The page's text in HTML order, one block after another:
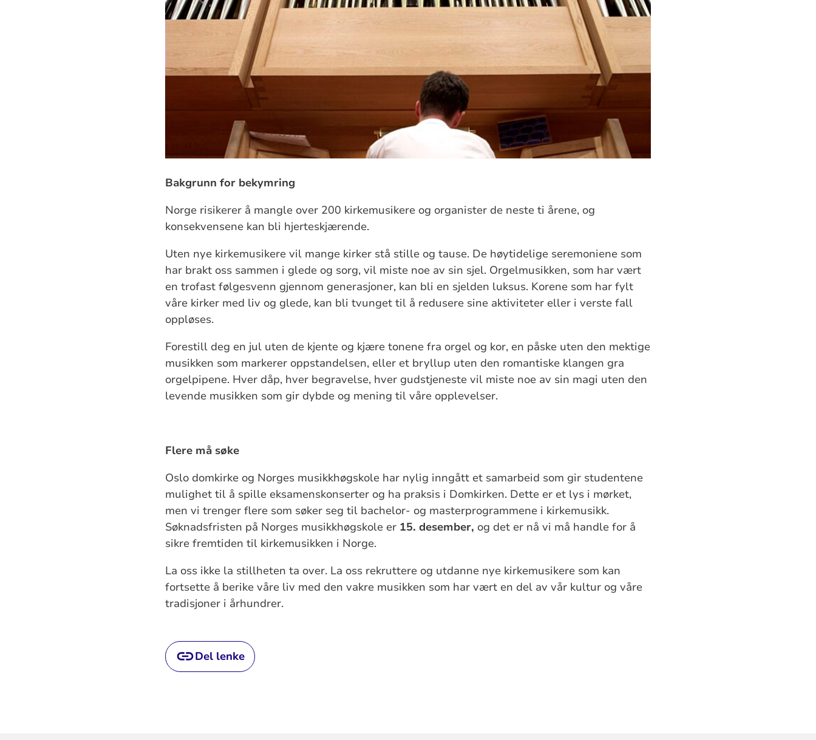
Bakgrunn for bekymring
Norge risikerer å mangle over 200 kirkemusikere og organister de neste ti årene, og
konsekvensene kan bli hjerteskjærende.
Uten nye kirkemusikere vil mange kirker stå stille og tause. De høytidelige seremoniene som
har brakt oss sammen i glede og sorg, vil miste noe av sin sjel. Orgelmusikken, som har vært
en trofast følgesvenn gjennom generasjoner, kan bli en sjelden luksus. Korene som har fylt
våre kirker med liv og glede, kan bli tvunget til å redusere sine aktiviteter eller i verste fall
oppløses.
Forestill deg en jul uten de kjente og kjære tonene fra orgel og kor, en påske uten den mektige
musikken som markerer oppstandelsen, eller et bryllup uten den romantiske klangen gra
orgelpipene. Hver dåp, hver begravelse, hver gudstjeneste vil miste noe av sin magi uten den
levende musikken som gir dybde og mening til våre opplevelser.
Flere må søke
Oslo domkirke og Norges musikkhøgskole har nylig inngått et samarbeid som gir studentene
mulighet til å spille eksamenskonserter og ha praksis i Domkirken. Dette er et lys i mørket,
men vi trenger flere som søker seg til bachelor- og masterprogrammene i kirkemusikk.
Søknadsfristen på Norges musikkhøgskole er 15. desember, og det er nå vi må handle for å
sikre fremtiden til kirkemusikken i Norge.
La oss ikke la stillheten ta over. La oss rekruttere og utdanne nye kirkemusikere som kan
fortsette å berike våre liv med den vakre musikken som har vært en del av vår kultur og våre
tradisjoner i århundrer.
Del lenke